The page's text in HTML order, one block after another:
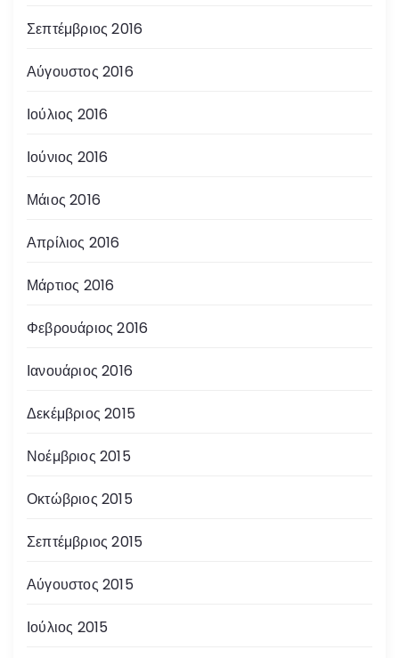
Σεπτέμβριος 2016
Αύγουστος 2016
Ιούλιος 2016
Ιούνιος 2016
Μάιος 2016
Απρίλιος 2016
Μάρτιος 2016
Φεβρουάριος 2016
Ιανουάριος 2016
Δεκέμβριος 2015
Νοέμβριος 2015
Οκτώβριος 2015
Σεπτέμβριος 2015
Αύγουστος 2015
Ιούλιος 2015